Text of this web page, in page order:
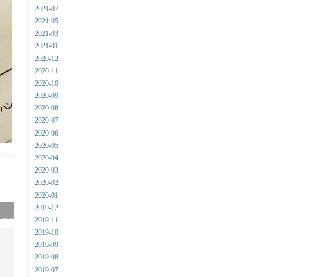
2021-07
2021-05
2021-03
2021-01
2020-12
2020-11
2020-10
2020-09
2020-08
2020-07
2020-06
2020-05
2020-04
2020-03
2020-02
2020-01
2019-12
2019-11
2019-10
2019-09
2019-08
2019-07